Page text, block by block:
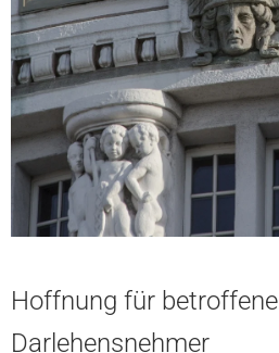
Hoffnung für betroffene
Darlehensnehmer